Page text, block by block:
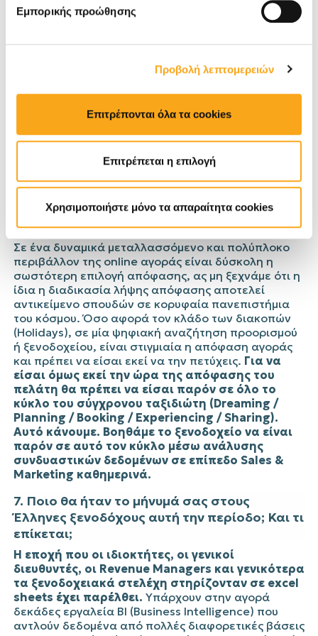
Εμπορικής προώθησης
Προβολή λεπτομερειών
Επιτρέπονται όλα τα cookies
Επιτρέπεται η επιλογή
Χρησιμοποιήστε μόνο τα απαραίτητα cookies
κερδοφορία.
Λειτουργώντας επιχειρησιακά τα
σωστά κανάλια διανομής και προώθησης,
αναφορές με προγραμματισμένα meetings (τα
οποία γίνονται με βιντεοκλήσεις για αμεσότητα
και ευκολία), αποδεικνύουμε την αξία της
υπηρεσίας μας.
6. Από ότι μπορεί να γίνει κατανοητό, οι
αποφάσεις λαμβάνονται με βάση την
ανάλυση των δεδομένων. Μπορείτε να
εξηγήσετε σύντομα στους αναγνώστες μας
ποιος ο ρόλος των δεδομένων στο revenue
management;
Σε ένα δυναμικά μεταλλασσόμενο και πολύπλοκο
περιβάλλον της online αγοράς είναι δύσκολη η
σωστότερη επιλογή απόφασης, ας μη ξεχνάμε ότι η
ίδια η διαδικασία λήψης απόφασης αποτελεί
αντικείμενο σπουδών σε κορυφαία πανεπιστήμια
του κόσμου. Όσο αφορά τον κλάδο των διακοπών
(Holidays), σε μία ψηφιακή αναζήτηση προορισμού
ή ξενοδοχείου, είναι στιγμιαία η απόφαση αγοράς
και πρέπει να είσαι εκεί να την πετύχεις. Για να
είσαι όμως εκεί την ώρα της απόφασης του
πελάτη θα πρέπει να είσαι παρόν σε όλο το
κύκλο του σύγχρονου ταξιδιώτη (Dreaming /
Planning / Booking / Experiencing / Sharing).
Αυτό κάνουμε. Βοηθάμε το ξενοδοχείο να είναι
παρόν σε αυτό τον κύκλο μέσω ανάλυσης
συνδυαστικών δεδομένων σε επίπεδο Sales &
Marketing καθημερινά.
7. Ποιο θα ήταν το μήνυμά σας στους
Έλληνες ξενοδόχους αυτή την περίοδο; Και τι
επίκεται;
Η εποχή που οι ιδιοκτήτες, οι γενικοί
διευθυντές, οι Revenue Managers και γενικότερα
τα ξενοδοχειακά στελέχη στηρίζονταν σε excel
sheets έχει παρέλθει. Υπάρχουν στην αγορά
δεκάδες εργαλεία BI (Business Intelligence) που
αντλούν δεδομένα από πολλές διαφορετικές βάσεις